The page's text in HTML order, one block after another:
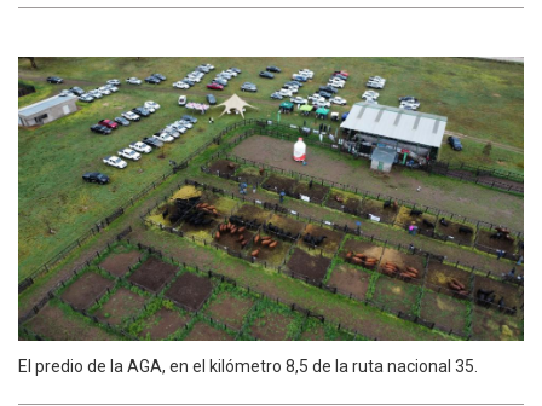
El predio de la AGA, en el kilómetro 8,5 de la ruta nacional 35.